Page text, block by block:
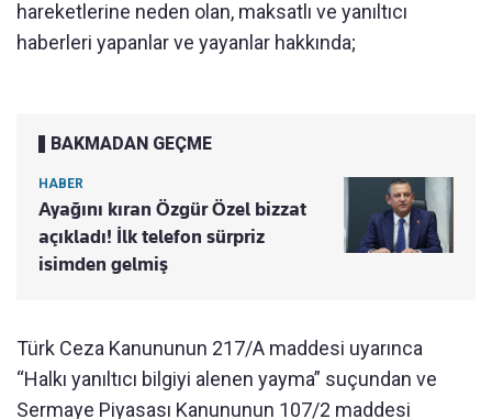
hareketlerine neden olan, maksatlı ve yanıltıcı
haberleri yapanlar ve yayanlar hakkında;
BAKMADAN GEÇME
HABER
Ayağını kıran Özgür Özel bizzat
açıkladı! İlk telefon sürpriz
isimden gelmiş
Türk Ceza Kanununun 217/A maddesi uyarınca
“Halkı yanıltıcı bilgiyi alenen yayma” suçundan ve
Sermaye Piyasası Kanununun 107/2 maddesi